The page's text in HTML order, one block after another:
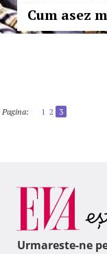
Cum asez
Pagina: 1 2 3
Urmareste-ne